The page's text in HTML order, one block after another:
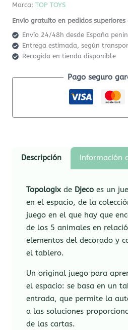
Marca:TOP TOYS
Envío gratuíto en pedidos superiores
Envío 24/48h desde España
Entrega estimada, según
Recogida en tienda disponible
Pago seguro
Descripción Información
Topologix de Djeco es un
en el espacio, de la
juego en el que hay que
de los 5 animales en
elementos del decorado y
el tablero.
Un original juego para
el espacio: se basa en un
entrada, que permite la
a las soluciones
de las cartas.